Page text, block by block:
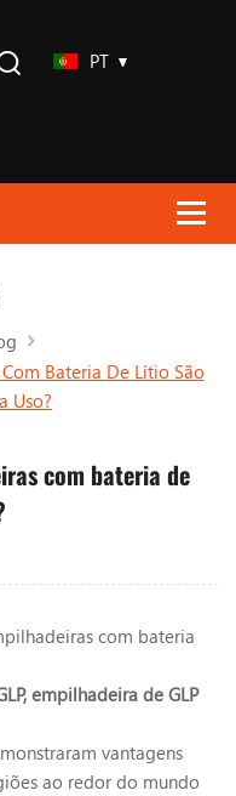
PT
Bateria De Lítio São
Uso?
com bateria de
com bateria
empilhadeira de GLP
vantagens
ao redor do mundo